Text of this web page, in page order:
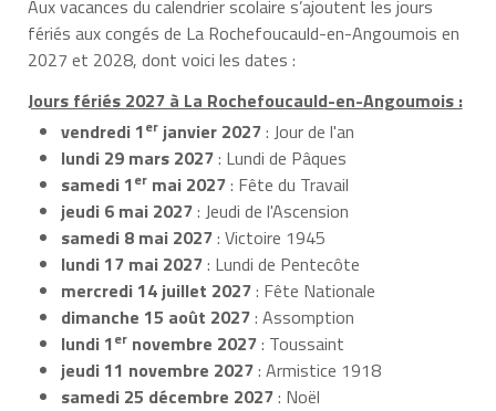
Aux vacances du calendrier scolaire s’ajoutent les jours
fériés aux congés de La Rochefoucauld-en-Angoumois en
2027 et 2028, dont voici les dates :
Jours fériés 2027 à La Rochefoucauld-en-Angoumois :
vendredi 1er janvier 2027: Jour de l'an
lundi 29 mars 2027: Lundi de Pâques
samedi 1er mai 2027: Fête du Travail
jeudi 6 mai 2027: Jeudi de l'Ascension
samedi 8 mai 2027: Victoire 1945
lundi 17 mai 2027: Lundi de Pentecôte
mercredi 14 juillet 2027: Fête Nationale
dimanche 15 août 2027: Assomption
lundi 1er novembre 2027: Toussaint
jeudi 11 novembre 2027: Armistice 1918
samedi 25 décembre 2027: Noël